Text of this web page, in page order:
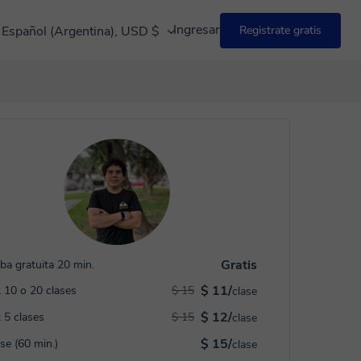
Español (Argentina), USD $ Ingresar Registrate gratis
gratuita 20 min. Gratis
10 o 20 clases $ 11/clase
$ 15
5 clases
$ 12/clase
$ 15
(60 min.)
$ 15/clase